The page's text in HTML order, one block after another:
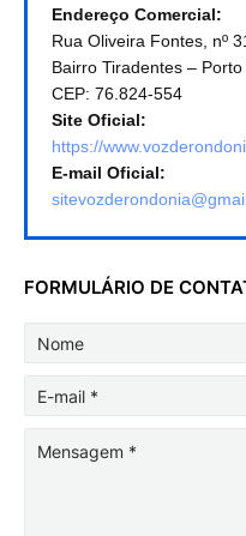
Endereço Comercial:
Rua Oliveira Fontes, nº
Bairro Tiradentes – Porto
CEP: 76.824-554
Site Oficial:
https://
E-mail Oficial:
FORMULÁRIO DE